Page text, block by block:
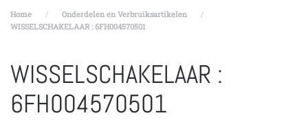
Home
Onderdelen en Verbruiksartikelen
WISSELSCHAKELAAR : 6FH004570501
WISSELSCHAKELAAR :
6FH004570501